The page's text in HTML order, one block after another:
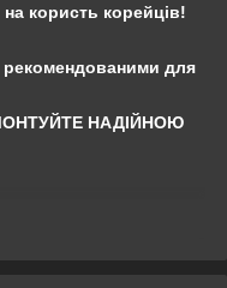
на користь корейців!
рекомендованими для
НАДІЙНОЮ